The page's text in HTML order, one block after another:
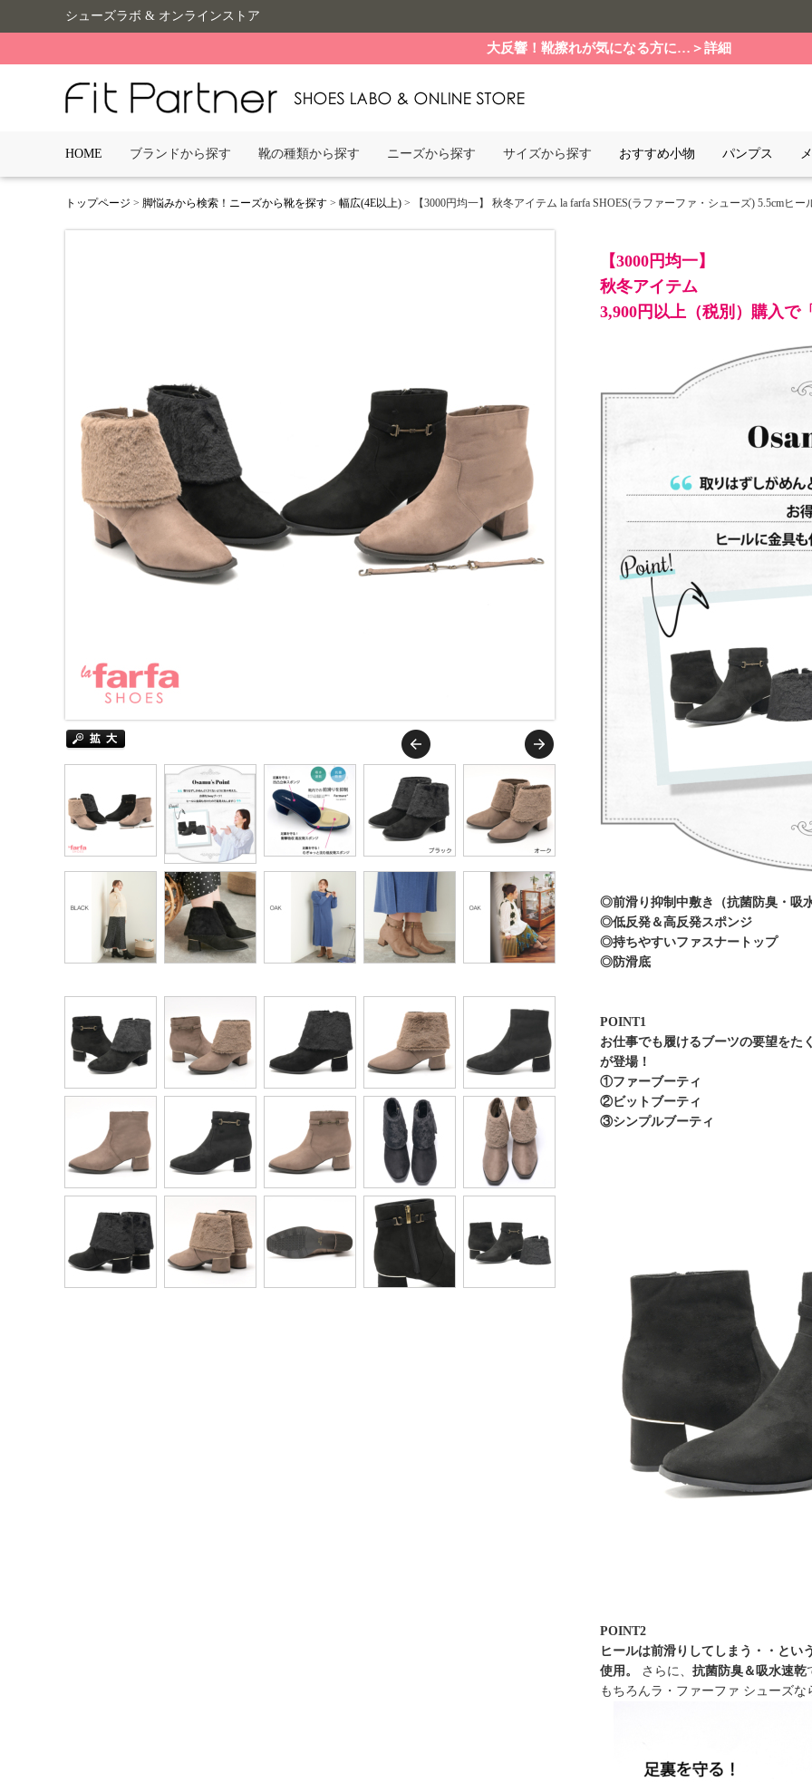
シューズラボ & オンラインストア
大反響！靴擦れが気になる方に…＞詳細
HOME ブランドから探す 靴の種類から探す ニーズから探す サイズから探す おすすめ小物 パンプス
トップページ > 脚悩みから検索！ニーズから靴を探す > 幅広(4E以上) > 【3000円均一】 秋冬アイテム la farfa SHOES(ラファーファ・シューズ) 5.5cmヒー
【3000円均一】
秋冬アイテム
3,900円以上（税別）購入で
◎前滑り抑制中敷き（抗菌防臭・吸
◎低反発＆高反発スポンジ
◎持ちやすいファスナートップ
◎防滑底
POINT1
お仕事でも履けるブーツの要望をた
が登場！
①ファーブーティ
②ビットブーティ
③シンプルブーティ
POINT2
ヒールは前滑りしてしまう・・とい
使用。
さらに、 抗菌防臭＆吸水速乾
もちろんラ・ファーファ シューズな